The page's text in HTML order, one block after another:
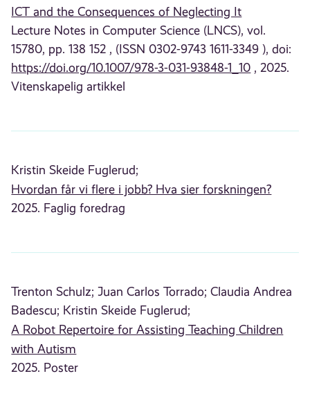
ICT and the Consequences of Neglecting It
Lecture Notes in Computer Science (LNCS), vol.
15780, pp. 138 152 , (ISSN 0302-9743 1611-3349 ), doi:
https://doi.org/10.1007/978-3-031-93848-1_10 , 2025.
Vitenskapelig artikkel
Kristin Skeide Fuglerud;
Hvordan får vi flere i jobb? Hva sier forskningen?
2025. Faglig foredrag
Trenton Schulz; Juan Carlos Torrado; Claudia Andrea
Badescu; Kristin Skeide Fuglerud;
A Robot Repertoire for Assisting Teaching Children
with Autism
2025. Poster